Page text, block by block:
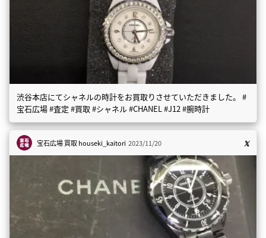
渋谷本店にてシャネルの時計をお買取りさせていただきました。 #
宝石広場 #査定 #買取 #シャネル #CHANEL #J12 #腕時計
宝石広場 買取houseki_kaitori 2023/11/20